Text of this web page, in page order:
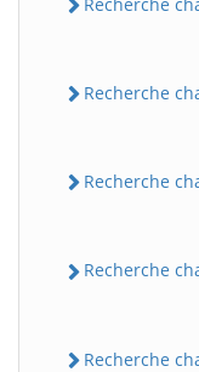
Recherche
Recherche
Recherche
Recherche